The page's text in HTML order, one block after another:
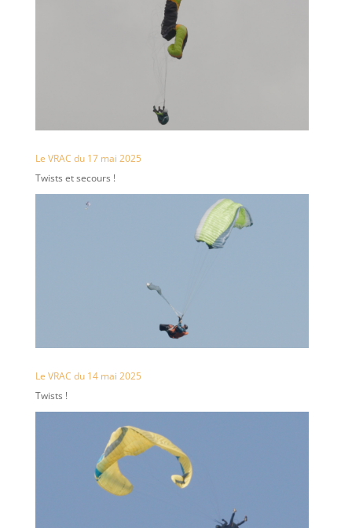
Le VRAC du 17 mai 2025
Twists et secours !
Le VRAC du 14 mai 2025
Twists !